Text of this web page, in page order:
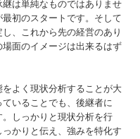
は単純なものではありませ
初のスタートです。そして
、これから先の経営のあり
面のイメージは出来るはず
よく現状分析することが大
いることでも、後継者に
しっかりと現状分析を行
かりと伝え、強みを特化す